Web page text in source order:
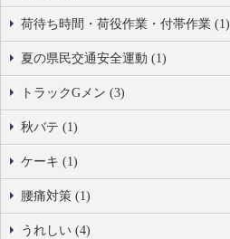
荷待ち時間・荷役作業・付帯作業 (1)
夏の県民交通安全運動 (1)
トラックGメン (3)
秋バテ (1)
ケーキ (1)
腰痛対策 (1)
うれしい (4)